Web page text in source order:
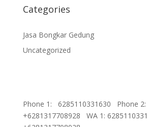
Categories
Jasa Bongkar Gedung
Uncategorized
Phone 1: 6285110331630
Phone 2:
+6281317708928
WA 1: